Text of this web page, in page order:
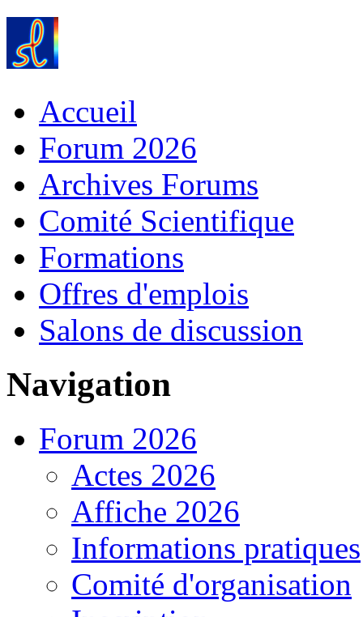
Accueil
Forum 2026
Archives Forums
Comité Scientifique
Formations
Offres d'emplois
Salons de discussion
Navigation
Forum 2026
Actes 2026
Affiche 2026
Informations pratiques
Comité d'organisation